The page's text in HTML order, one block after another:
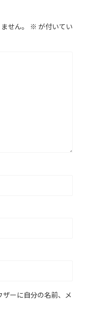
せん。 ※ が付いてい
ーに自分の名前、メ